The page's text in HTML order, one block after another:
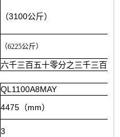
（3100公斤）
（6225公斤）
六千三百五十零分之三千三百五
QL1100A8MAY
4475（mm）
3